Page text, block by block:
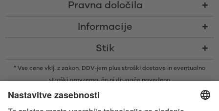
Pravna določila
Informacije
Stik
* Vse cene vklj. z zakon. DDV-jem plus stroški dostave in eventualno
stroški prevzema, če ni drugače navedeno
* Besedna znamka in logotipi Bluetooth® so zaščitene blagovne znamke v